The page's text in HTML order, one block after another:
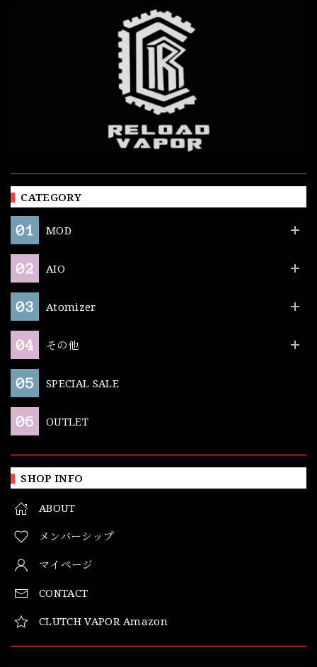
CATEGORY
MOD
AIO
Atomizer
その他
SPECIAL SALE
OUTLET
SHOP INFO
ABOUT
メンバーシップ
マイページ
CONTACT
CLUTCH VAPOR Amazon